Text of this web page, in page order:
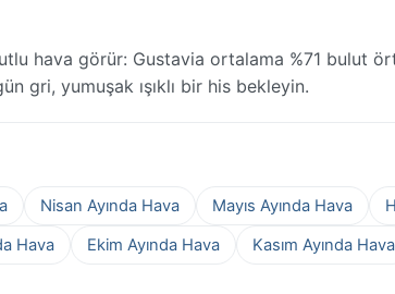
hava görür: Gustavia ortalama %71 bulut
gri, yumuşak ışıklı bir his bekleyin.
Nisan Ayında Hava Mayıs Ayında Hava
Hava Ekim Ayında Hava
Kasım Ayında Hava